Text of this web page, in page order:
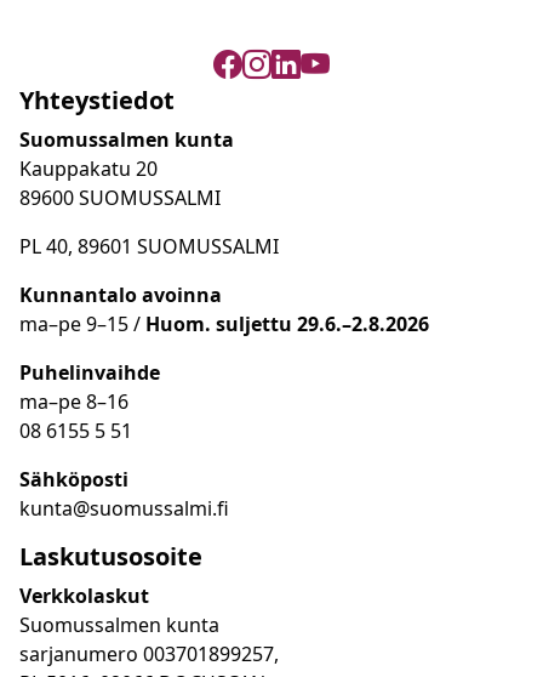
Yhteystiedot
Suomussalmen kunta
Kauppakatu 20
89600 SUOMUSSALMI
PL 40, 89601 SUOMUSSALMI
Kunnantalo avoinna
ma–pe 9–15 / Huom. suljettu 29.6.–2.8.2026
Puhelinvaihde
ma–pe 8–16
08 6155 5 51
Sähköposti
kunta@suomussalmi.fi
Laskutusosoite
Verkkolaskut
Suomussalmen kunta
sarjanumero 003701899257,